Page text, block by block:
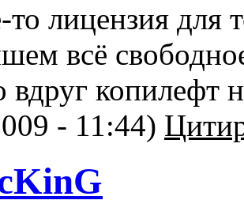
лицензия для
всё
вдруг копилефт
- 11:44)